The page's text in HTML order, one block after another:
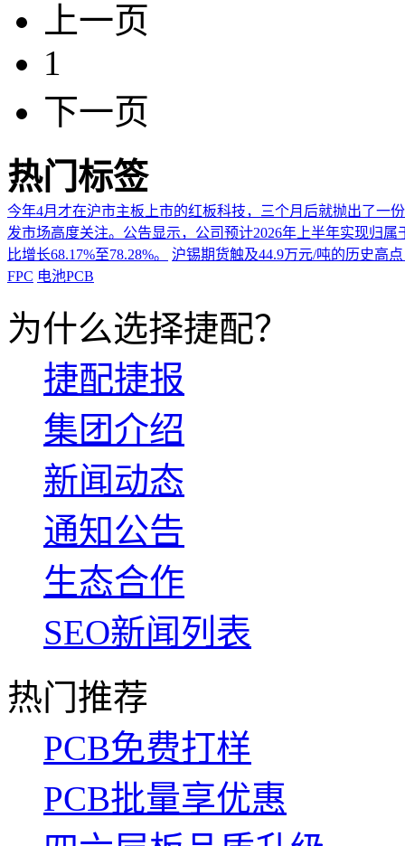
上一页
1
下一页
热门标签
今年4月才在沪市主板上市的红板科技，三个月后就抛出了一
发市场高度关注。公告显示，公司预计2026年上半年实现归
比增长68.17%至78.28%。
沪锡期货触及44.9万元/吨的历史高
FPC 电池PCB
为什么选择捷配？
捷配捷报
集团介绍
新闻动态
通知公告
生态合作
SEO新闻列表
热门推荐
PCB免费打样
PCB批量享优惠